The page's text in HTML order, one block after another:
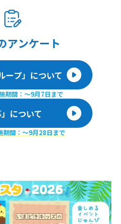
アンケート
ープ」について
期間：〜9月7日まで
」について
期間：〜9月28日まで